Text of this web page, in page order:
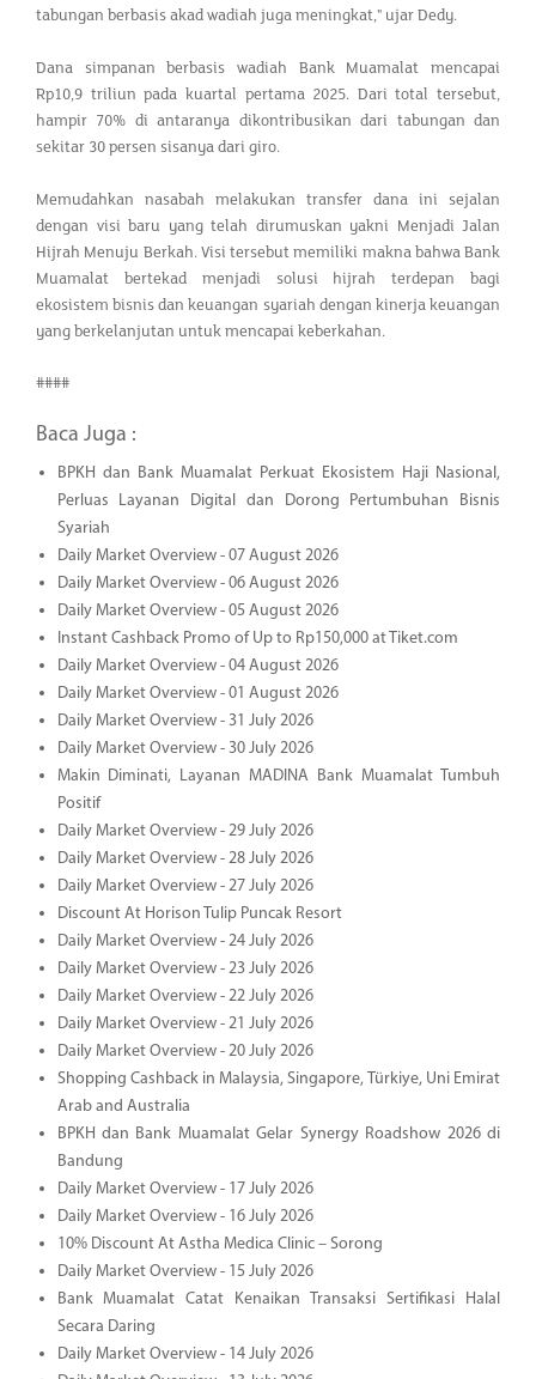
tabungan berbasis akad wadiah juga meningkat," ujar Dedy.
Dana simpanan berbasis wadiah Bank Muamalat mencapai
Rp10,9 triliun pada kuartal pertama 2025. Dari total tersebut,
hampir 70% di antaranya dikontribusikan dari tabungan dan
sekitar 30 persen sisanya dari giro.
Memudahkan nasabah melakukan transfer dana ini sejalan
dengan visi baru yang telah dirumuskan yakni Menjadi Jalan
Hijrah Menuju Berkah. Visi tersebut memiliki makna bahwa Bank
Muamalat bertekad menjadi solusi hijrah terdepan bagi
ekosistem bisnis dan keuangan syariah dengan kinerja keuangan
yang berkelanjutan untuk mencapai keberkahan.
####
Baca Juga :
BPKH dan Bank Muamalat Perkuat Ekosistem Haji Nasional,
Perluas Layanan Digital dan Dorong Pertumbuhan Bisnis
Syariah
Daily Market Overview - 07 August 2026
Daily Market Overview - 06 August 2026
Daily Market Overview - 05 August 2026
Instant Cashback Promo of Up to Rp150,000 at Tiket.com
Daily Market Overview - 04 August 2026
Daily Market Overview - 01 August 2026
Daily Market Overview - 31 July 2026
Daily Market Overview - 30 July 2026
Makin Diminati, Layanan MADINA Bank Muamalat Tumbuh
Positif
Daily Market Overview - 29 July 2026
Daily Market Overview - 28 July 2026
Daily Market Overview - 27 July 2026
Discount At Horison Tulip Puncak Resort
Daily Market Overview - 24 July 2026
Daily Market Overview - 23 July 2026
Daily Market Overview - 22 July 2026
Daily Market Overview - 21 July 2026
Daily Market Overview - 20 July 2026
Shopping Cashback in Malaysia, Singapore, Türkiye, Uni Emirat
Arab and Australia
BPKH dan Bank Muamalat Gelar Synergy Roadshow 2026 di
Bandung
Daily Market Overview - 17 July 2026
Daily Market Overview - 16 July 2026
10% Discount At Astha Medica Clinic – Sorong
Daily Market Overview - 15 July 2026
Bank Muamalat Catat Kenaikan Transaksi Sertifikasi Halal
Secara Daring
Daily Market Overview - 14 July 2026